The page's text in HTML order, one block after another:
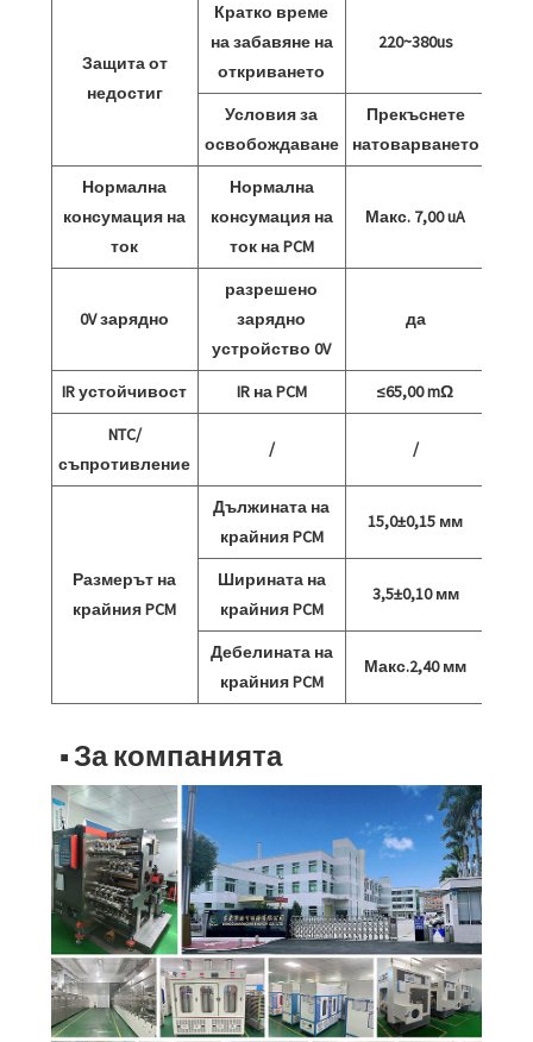
Защита от
недостиг
Кратко време
на забавяне на
откриването
220~380us
Условия за
освобождаване
Прекъснете
натоварването
Нормална
консумация на
ток
Нормална
консумация на
ток на PCM
Макс. 7,00 uA
0V зарядно
разрешено
зарядно
устройство 0V
да
IR устойчивост IR на PCM
≤65,00 mΩ
NTC/
съпротивление
/ /
Размерът на
крайния PCM
Дължината на
крайния PCM
15,0±0,15 мм
Ширината на
крайния PCM
3,5±0,10 мм
Дебелината на
крайния PCM
Макс.2,40 мм
■ За компанията